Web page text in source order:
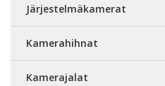
Järjestelmäkamerat
Kamerahihnat
Kamerajalat